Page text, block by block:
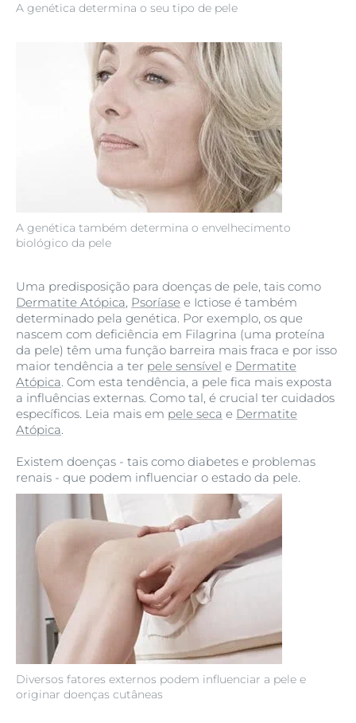
A genética determina o seu tipo de pele
A genética também determina o envelhecimento
biológico da pele
Diversos fatores externos podem influenciar a pele e
originar doenças cutâneas
Uma predisposição para doenças de pele, tais como
Dermatite Atópica, Psoríase e Ictiose é também
determinado pela genética. Por exemplo, os que
nascem com deficiência em Filagrina (uma proteína
da pele) têm uma função barreira mais fraca e por isso
maior tendência a ter pele sensível e Dermatite
Atópica. Com esta tendência, a pele fica mais exposta
a influências externas. Como tal, é crucial ter cuidados
específicos. Leia mais em pele seca e Dermatite
Atópica.
Existem doenças - tais como diabetes e problemas
renais - que podem influenciar o estado da pele.